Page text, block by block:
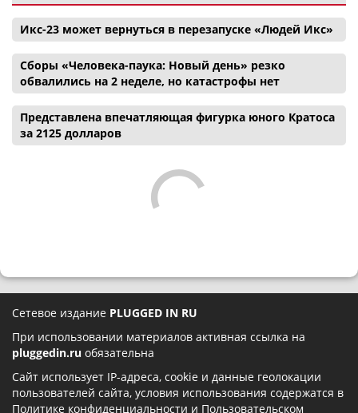
Икс-23 может вернуться в перезапуске «Людей Икс»
Сборы «Человека-паука: Новый день» резко
обвалились на 2 неделе, но катастрофы нет
Представлена впечатляющая фигурка юного Кратоса
за 2125 долларов
Сетевое издание PLUGGED IN RU
При использовании материалов активная ссылка на
pluggedin.ru обязательна
Сайт использует IP-адреса, cookie и данные геолокации
пользователей сайта, условия использования содержатся в
Политике конфиденциальности и Пользовательском